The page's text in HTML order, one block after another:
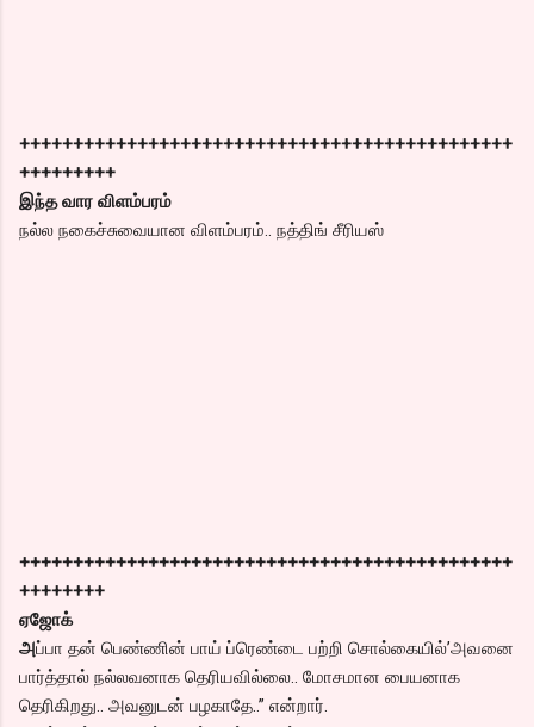
++++++++++++++++++++++++++++++++++++++++++++++
+++++++++
இந்த வார விளம்பரம்
நல்ல நகைச்சுவையான விளம்பரம்.. நத்திங் சீரியஸ்
++++++++++++++++++++++++++++++++++++++++++++++
++++++++
ஏஜோக்
அப்பா தன் பெண்ணின் பாய் ப்ரெண்டை பற்றி சொல்கையில்’அவனை
பார்த்தால் நல்லவனாக தெரியவில்லை.. மோசமான பையனாக
தெரிகிறது.. அவனுடன் பழகாதே..” என்றார்.